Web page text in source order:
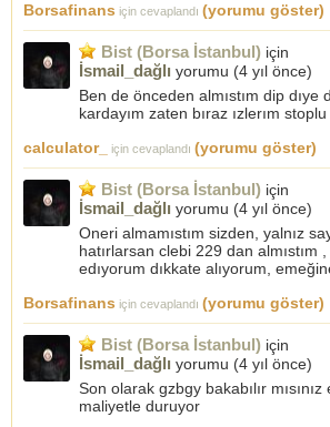
Borsafinans için cevaplandı (yorumu göster)
Bist (Borsa İstanbul) için
İsmail_dağlı yorumu (4 yıl önce)
Ben de önceden almıstım dip dıye
kardayım zaten bıraz ızlerım
calculator_
için cevaplandı (yorumu göster)
Bist (Borsa İstanbul) için
İsmail_dağlı yorumu (4 yıl önce)
Oneri almamıstım sizden, yalnız
hatırlarsan clebi 229 dan almıstım
edıyorum dıkkate alıyorum,
Borsafinans için cevaplandı (yorumu göster)
Bist (Borsa İstanbul) için
İsmail_dağlı yorumu (4 yıl önce)
Son olarak gzbgy bakabılır
maliyetle duruyor